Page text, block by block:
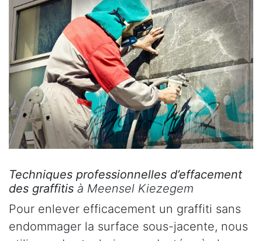
Techniques professionnelles d’effacement
des graffitis à Meensel Kiezegem
Pour enlever efficacement un graffiti sans
endommager la surface sous-jacente, nous